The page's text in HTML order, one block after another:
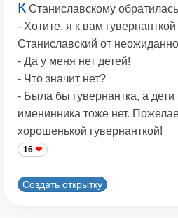
К Станиславскому
- Хотите, я к вам
Станиславский от
- Да у меня нет детей!
- Что значит нет?
- Была бы гувернантка, а дети
именинника тоже нет.
хорошенькой гувернанткой!
16
Создать открытку